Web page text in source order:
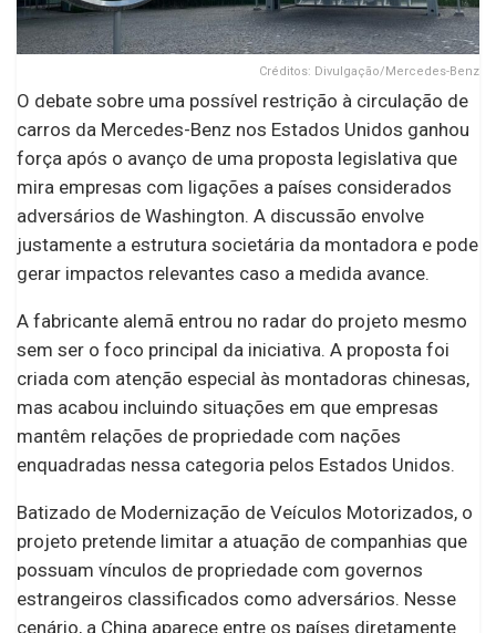
Créditos: Divulgação/Mercedes-Benz
O debate sobre uma possível restrição à circulação de
carros da Mercedes-Benz nos Estados Unidos ganhou
força após o avanço de uma proposta legislativa que
mira empresas com ligações a países considerados
adversários de Washington. A discussão envolve
justamente a estrutura societária da montadora e pode
gerar impactos relevantes caso a medida avance.
A fabricante alemã entrou no radar do projeto mesmo
sem ser o foco principal da iniciativa. A proposta foi
criada com atenção especial às montadoras chinesas,
mas acabou incluindo situações em que empresas
mantêm relações de propriedade com nações
enquadradas nessa categoria pelos Estados Unidos.
Batizado de Modernização de Veículos Motorizados, o
projeto pretende limitar a atuação de companhias que
possuam vínculos de propriedade com governos
estrangeiros classificados como adversários. Nesse
cenário, a China aparece entre os países diretamente